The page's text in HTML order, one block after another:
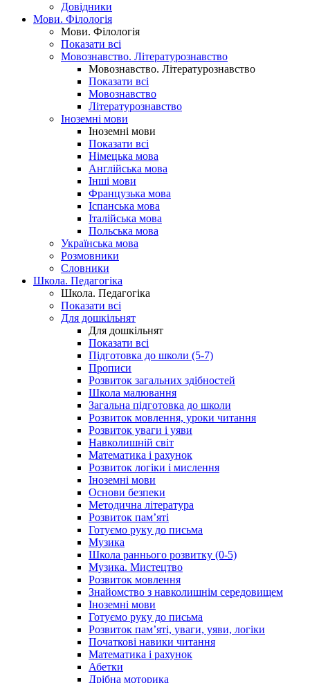
Довідники
Мови. Філологія
Мови. Філологія
Показати всі
Мовознавство. Літературознавство
Мовознавство. Літературознавство
Показати всі
Мовознавство
Літературознавство
Іноземні мови
Іноземні мови
Показати всі
Німецька мова
Англійська мова
Інші мови
Французька мова
Іспанська мова
Італійська мова
Польська мова
Українська мова
Розмовники
Словники
Школа. Педагогіка
Школа. Педагогіка
Показати всі
Для дошкільнят
Для дошкільнят
Показати всі
Підготовка до школи (5-7)
Прописи
Розвиток загальних здібностей
Школа малювання
Загальна підготовка до школи
Розвиток мовлення, уроки читання
Розвиток уваги і уяви
Навколишній світ
Математика і рахунок
Розвиток логіки і мислення
Іноземні мови
Основи безпеки
Методична література
Розвиток пам’яті
Готуємо руку до письма
Музика
Школа раннього розвитку (0-5)
Музика. Мистецтво
Розвиток мовлення
Знайомство з навколишнім середовищем
Іноземні мови
Готуємо руку до письма
Розвиток пам’яті, уваги, уяви, логіки
Початкові навики читання
Математика і рахунок
Абетки
Дрібна моторика